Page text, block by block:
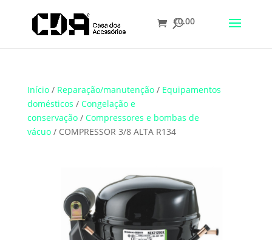
Translate
€0.00
Início/ Reparação/manutenção/ Equipamentos
domésticos / Congelação e
conservação/ Compressores e bombas de
vácuo/ COMPRESSOR 3/8 ALTA R134